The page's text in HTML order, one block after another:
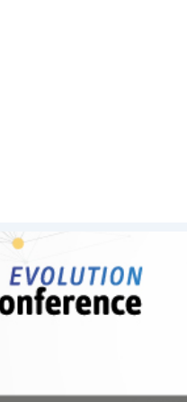
alle stime, è sostenuto
segnali di aumento
mese di dicembre hanno
periodo, l’incremento